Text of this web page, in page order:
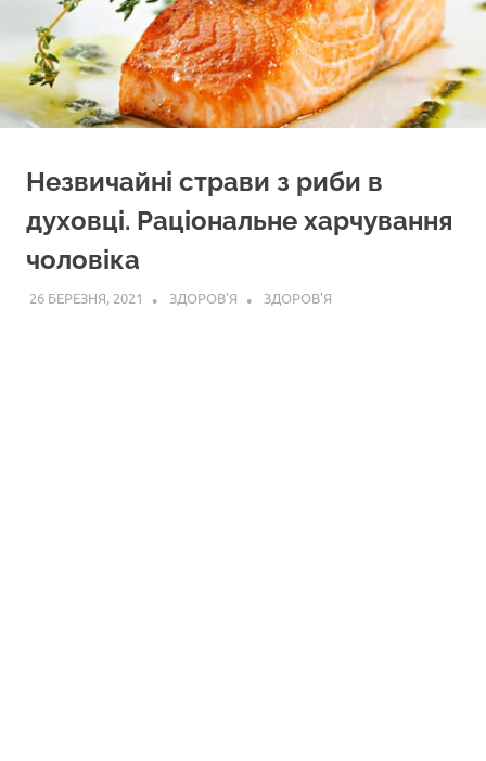
Незвичайні страви з риби в
духовці. Раціональне харчування
чоловіка
26 БЕРЕЗНЯ, 2021 ЗДОРОВ'Я ЗДОРОВ'Я